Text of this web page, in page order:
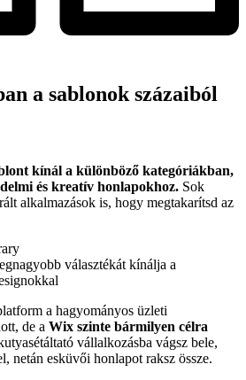
a sablonok százaiból
kínál a különböző kategóriákban,
és kreatív honlapokhoz. Sok
alkalmazások is, hogy megtakarítsd az
választékát kínálja a
a hagyományos üzleti
de a Wix szinte bármilyen célra
vállalkozásba vágsz bele,
netán esküvői honlapot raksz össze.